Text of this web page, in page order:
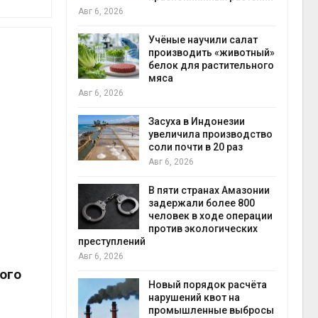
Авг 6, 2026
Учёные научили салат
производить «животный»
белок для растительного
мяса
Авг 6, 2026
Засуха в Индонезии
увеличила производство
соли почти в 20 раз
Авг 6, 2026
В пяти странах Амазонии
задержали более 800
человек в ходе операции
против экологических
преступлений
Авг 6, 2026
Новый порядок расчёта
нарушений квот на
промышленные выбросы